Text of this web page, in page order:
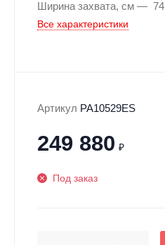
Ширина захвата, см
74
Все характеристики
Артикул PA10529ES
249 880 ₽
Под заказ